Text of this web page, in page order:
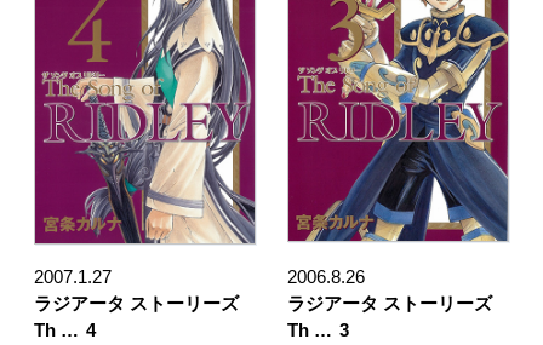
2007.1.27
ラジアータ ストーリーズ
Th … 4
2006.8.26
ラジアータ ストーリーズ
Th … 3